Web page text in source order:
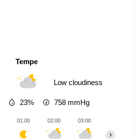
Tempe
Low cloudiness
23% 758 mmHg
01:00 02:00 03:00
›